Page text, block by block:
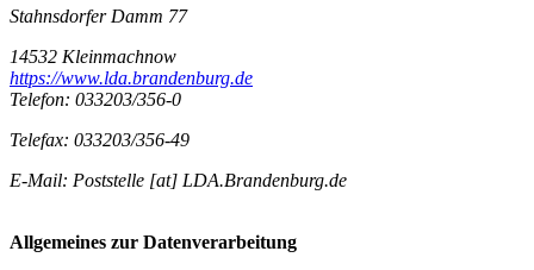
Stahnsdorfer Damm 77
14532 Kleinmachnow
https://www.lda.brandenburg.de
Telefon: 033203/356-0
Telefax: 033203/356-49
E-Mail: Poststelle [at] LDA.Brandenburg.de
Allgemeines zur Datenverarbeitung